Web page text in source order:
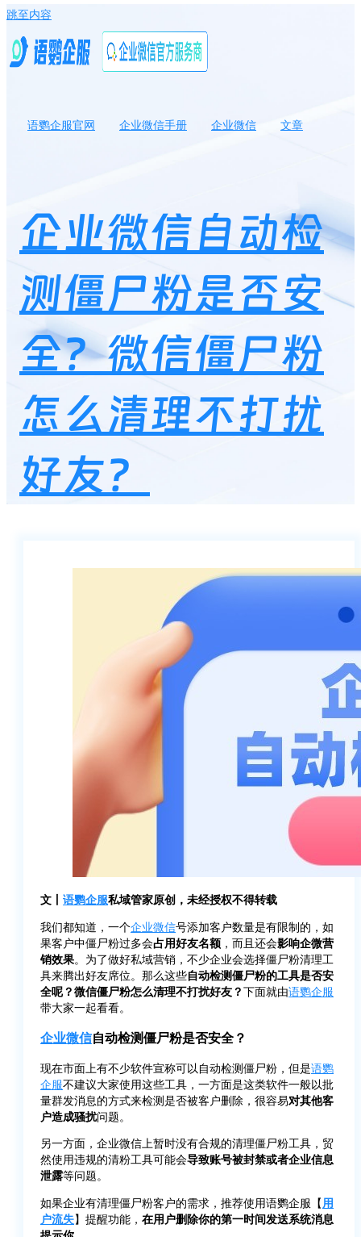
跳至内容
语鹦企服官网 企业微信手册 企业微信
文章
企业微信自动检
测僵尸粉是否安
全？微信僵尸粉
怎么清理不打扰
好友？
文丨 语鹦企服私域管家原创，未经授权不得转载
我们都知道，一个企业微信号添加客户数量是有限制的，如
果客户中僵尸粉过多会占用好友名额 ，而且还会影响企微营
销效果。为了做好私域营销，不少企业会选择僵尸粉清理工
具来腾出好友席位。那么这些自动检测僵尸粉的工具是否安
全呢？微信僵尸粉怎么清理不打扰好友？下面就由语鹦企服
带大家一起看看。
企业微信自动检测僵尸粉是否安全？
现在市面上有不少软件宣称可以自动检测僵尸粉，但是语鹦
企服不建议大家使用这些工具，一方面是这类软件一般以批
量群发消息的方式来检测是否被客户删除，很容易对其他客
户造成骚扰问题。
另一方面，企业微信上暂时没有合规的清理僵尸粉工具，贸
然使用违规的清粉工具可能会导致账号被封禁或者企业信息
泄露等问题。
如果企业有清理僵尸粉客户的需求，推荐使用语鹦企服【用
户流失】提醒功能， 在用户删除你的第一时间发送系统消息